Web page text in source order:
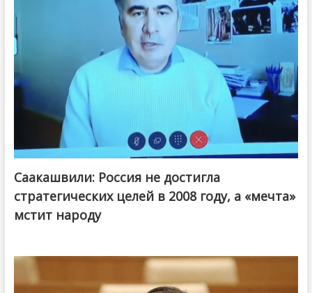
Саакашвили: Россия не достигла
стратегических целей в 2008 году, а «мечта»
мстит народу